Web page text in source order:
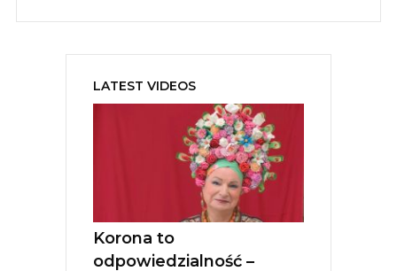
A
LATEST VIDEOS
Korona to
odpowiedzialność –